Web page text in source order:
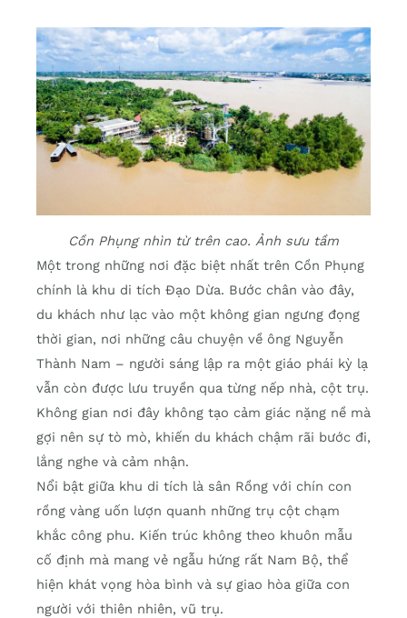
Cồn Phụng nhìn từ trên cao. Ảnh sưu tầm
Một trong những nơi đặc biệt nhất trên Cồn Phụng
chính là khu di tích Đạo Dừa. Bước chân vào đây,
du khách như lạc vào một không gian ngưng đọng
thời gian, nơi những câu chuyện về ông Nguyễn
Thành Nam – người sáng lập ra một giáo phái kỳ lạ
vẫn còn được lưu truyền qua từng nếp nhà, cột trụ.
Không gian nơi đây không tạo cảm giác nặng nề mà
gợi nên sự tò mò, khiến du khách chậm rãi bước đi,
lắng nghe và cảm nhận.
Nổi bật giữa khu di tích là sân Rồng với chín con
rồng vàng uốn lượn quanh những trụ cột chạm
khắc công phu. Kiến trúc không theo khuôn mẫu
cố định mà mang vẻ ngẫu hứng rất Nam Bộ, thể
hiện khát vọng hòa bình và sự giao hòa giữa con
người với thiên nhiên, vũ trụ.